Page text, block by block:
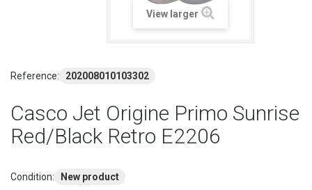
View larger
Reference: 202008010103302
Casco Jet Origine Primo Sunrise
Red/Black Retro E2206
Condition: New product